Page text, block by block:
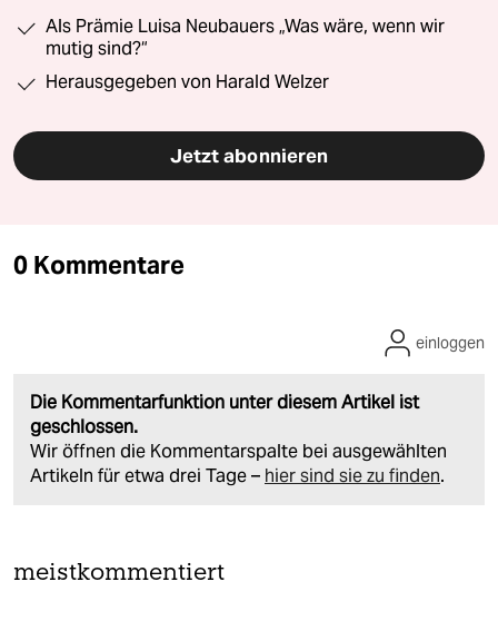
Als Prämie Luisa Neubauers „Was wäre, wenn wir
mutig sind?“
Herausgegeben von Harald Welzer
Jetzt abonnieren
0 Kommentare
Die Kommentarfunktion unter diesem Artikel ist
geschlossen.
Wir öffnen die Kommentarspalte bei ausgewählten
Artikeln für etwa drei Tage – hier sind sie zu finden.
einloggen
meistkommentiert